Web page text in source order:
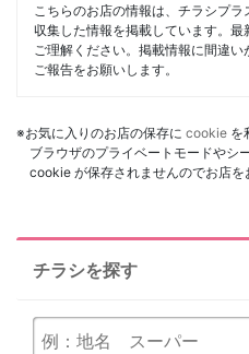
こちらのお店の情報は、チラシプ
収集した情報を掲載しています。
ご理解ください。掲載情報に間違
ご報告をお願いします。
※お気に入りのお店の保存に cookie を
ブラウザのプライベートモードやシ
cookie が保存されませんのでお店を
チラシを探す